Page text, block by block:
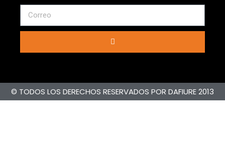
© TODOS LOS DERECHOS RESERVADOS POR DAFIURE 2013